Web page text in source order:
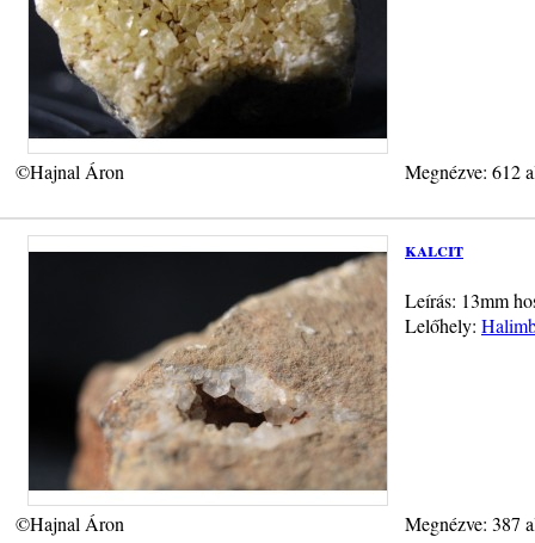
©Hajnal Áron Megnézve: 612
kalcit
Leírás: 13mm
Lelőhely:
©Hajnal Áron Megnézve: 387